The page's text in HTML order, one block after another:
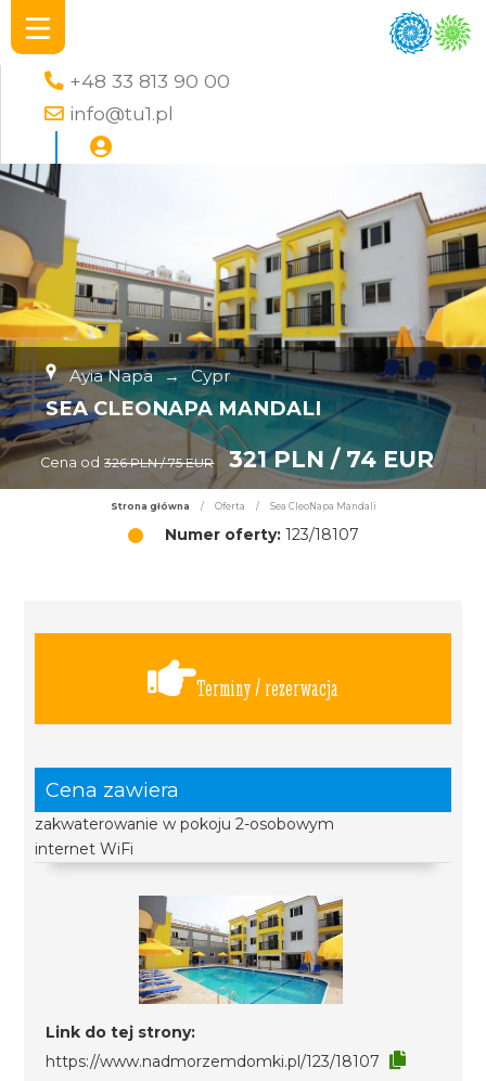
+48 33 813 90 00
info@tu1.pl
Ayia Napa → Cypr
SEA CLEONAPA MANDALI
Cena od 326 PLN / 75 EUR 321 PLN / 74 EUR
Strona główna / Oferta / Sea CleoNapa Mandali
Numer oferty:123/18107
Terminy / rezerwacja
Cena zawiera
zakwaterowanie w pokoju 2-osobowym
internet WiFi
Link do tej strony:
https://www.nadmorzemdomki.pl/123/18107